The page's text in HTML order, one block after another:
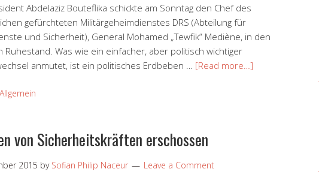
Abdelaziz Bouteflika schickte am Sonntag den Chef des
gefürchteten Militärgeheimdienstes DRS (Abteilung für
und Sicherheit), General Mohamed „Tewfik“ Mediène, in den
Ruhestand. Was wie ein einfacher, aber politisch wichtiger
anmutet, ist ein politisches Erdbeben … [Read more…]
Allgemein
von Sicherheitskräften erschossen
2015 by Sofian Philip Naceur Leave a Comment